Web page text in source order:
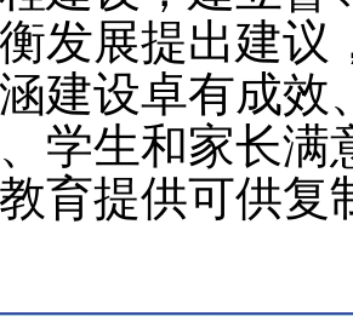
发展提出建
建设卓有成
学生和家长满
教育提供可供